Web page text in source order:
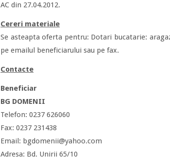
AC din 27.04.2012.
Cereri materiale
Se asteapta oferta pentru: Dotari bucatarie:
pe emailul beneficiarului sau pe fax.
Contacte
Beneficiar
BG DOMENII
Telefon: 0237 626060
Fax: 0237 231438
Email: bgdomenii@yahoo.com
Adresa: Bd. Unirii 65/10